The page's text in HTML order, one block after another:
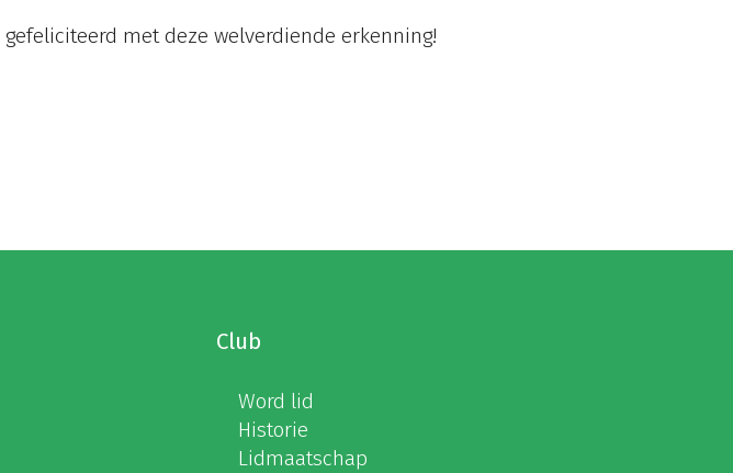
met deze welverdiende erkenning!
Club
Word lid
Historie
Lidmaatschap